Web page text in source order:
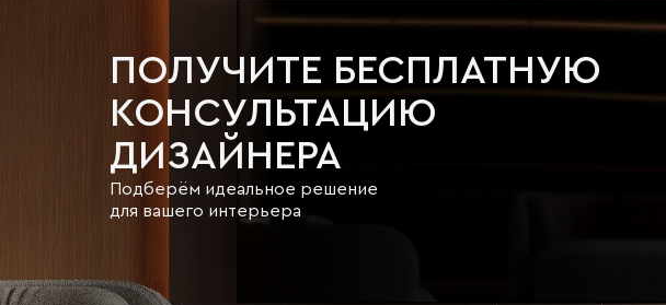
ПОЛУЧИТЕ БЕСПЛАТНУЮ
КОНСУЛЬТАЦИЮ
ДИЗАЙНЕРА
Подберём идеальное решение
для вашего интерьера